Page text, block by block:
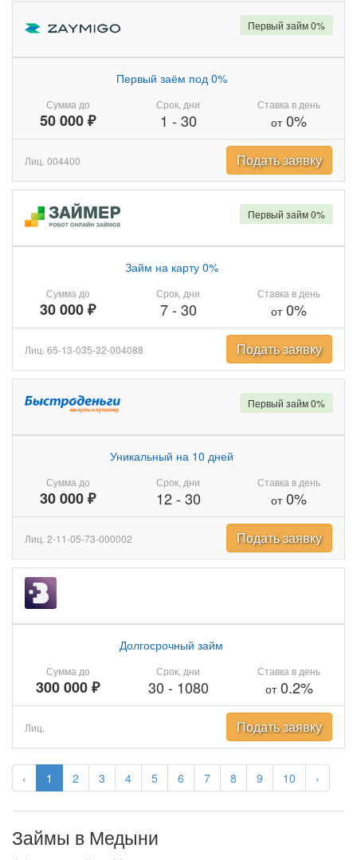
‹ 1 2 3 4 5 6 7 8 9 10 ›
Сумма до
50 000 ₽
Первый заём под 0%
Срок, дни
1 - 30
Ставка в день
от0%
Первый займ 0%
Лиц. 004400 Подать заявку
Сумма до
30 000 ₽
Займ на карту 0%
Срок, дни
7- 30
Ставка в день
от0%
Первый займ 0%
Лиц. 65-13-035-32-004088 Подать заявку
Сумма до
30 000 ₽
Уникальный на 10 дней
Срок, дни
12- 30
Ставка в день
от0%
Первый займ 0%
Лиц. 2-11-05-73-000002 Подать заявку
Сумма до
300 000 ₽
Долгосрочный займ
Срок, дни
30 - 1080
Ставка в день
от0.2%
Лиц. Подать заявку
Займы в Медыни